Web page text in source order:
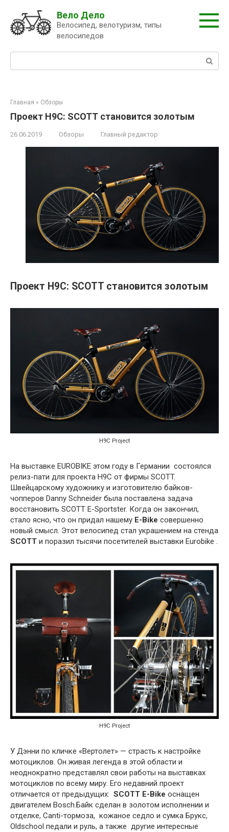
контенту
Вело Дело
Велосипед, велотуризм, типы
велосипедов
Главная » Обзоры
Проект H9C: SCOTT становится золотым
26.06.2019 Обзоры Главный редактор
Проект H9C: SCOTT становится золотым
H9C Project
На выставке EUROBIKE этом году в Германии состоялся
релиз-пати для проекта H9C от фирмы SCOTT.
Швейцарскому художнику и изготовителю байков-
чопперов Danny Schneider была поставлена задача
восстановить SCOTT E-Sportster. Когда он закончил,
стало ясно, что он придал нашему E-Bike совершенно
новый смысл. Этот велосипед стал украшением на стенда
SCOTT и поразил тысячи посетителей выставки Eurobike .
H9C Project
У Дэнни по кличке «Вертолет» — страсть к настройке
мотоциклов. Он живая легенда в этой области и
неоднократно представлял свои работы на выставках
мотоциклов по всему миру. Его недавний проект
отличается от предыдущих: SCOTT E-Bike оснащен
двигателем Bosch.Байк сделан в золотом исполнении и
отделке, Canti-тормоза, кожаное седло и сумка Брукс,
Oldschool педали и руль, а также другие интересные